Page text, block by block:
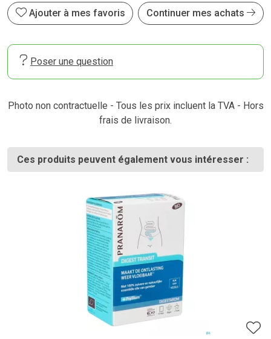
Ajouter à mes favoris Continuer mes achats
Poser une question
Photo non contractuelle - Tous les prix incluent la TVA - Hors
frais de livraison.
Ces produits peuvent également vous intéresser :